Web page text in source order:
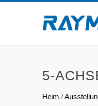
5-
Heim /